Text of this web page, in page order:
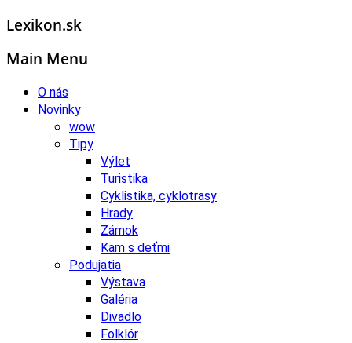
Lexikon.sk
Main Menu
O nás
Novinky
wow
Tipy
Výlet
Turistika
Cyklistika, cyklotrasy
Hrady
Zámok
Kam s deťmi
Podujatia
Výstava
Galéria
Divadlo
Folklór